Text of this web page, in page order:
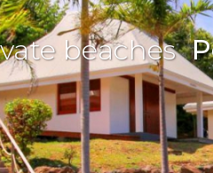
beaches